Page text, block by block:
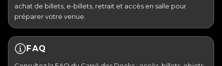
achat de billets, e-billets, retrait et accès en salle pour
préparer votre venue.
FAQ